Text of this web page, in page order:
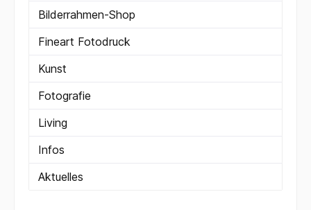
Bilderrahmen-Shop
Fineart Fotodruck
Kunst
Fotografie
Living
Infos
Aktuelles